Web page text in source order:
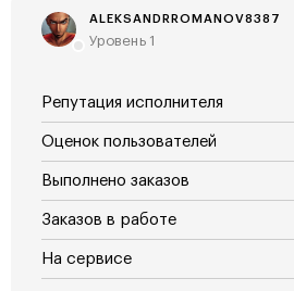
ALEKSANDRROMANOV8387
Уровень 1
Репутация исполнителя
Оценок пользователей
Выполнено заказов
Заказов в работе
На сервисе